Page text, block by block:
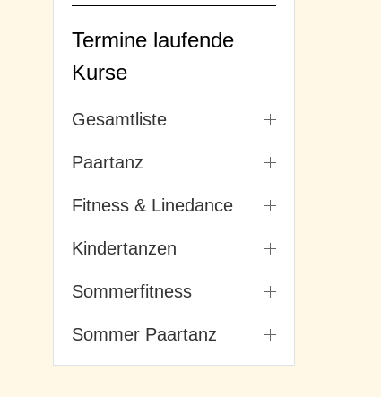
Termine laufende
Kurse
Gesamtliste
Paartanz
Fitness & Linedance
Kindertanzen
Sommerfitness
Sommer Paartanz